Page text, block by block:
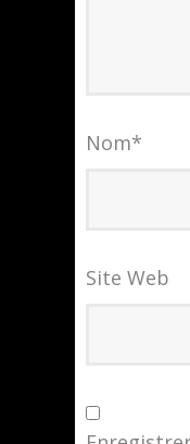
Nom*
Site Web